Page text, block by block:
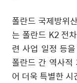
폴란드 국제방위
는 폴란드 K2전
련 사업 일정 등
폴란드 간 역사적
어 더욱 특별한